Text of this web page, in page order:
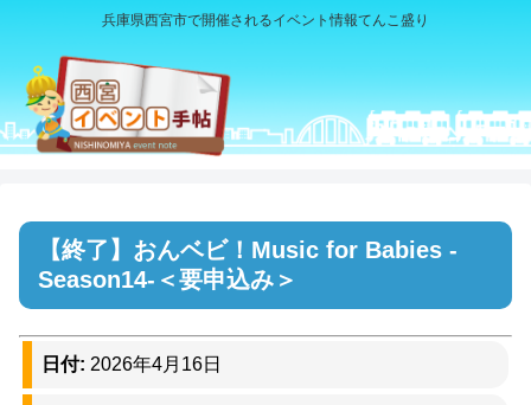
兵庫県西宮市で開催されるイベント情報てんこ盛り
おんベビ！Music for Babies -
Season14-＜要申込み＞
日付: 2026年4月16日